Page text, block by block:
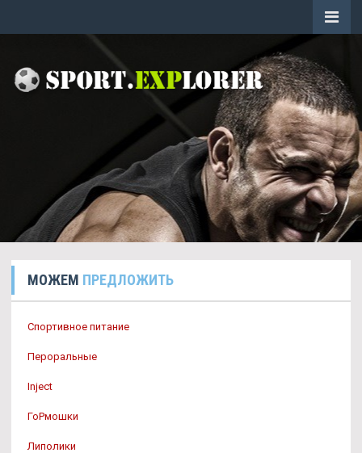
МОЖЕМ ПРЕДЛОЖИТЬ
Спортивное питание
Пероральные
Inject
ГоРмошки
Липолики